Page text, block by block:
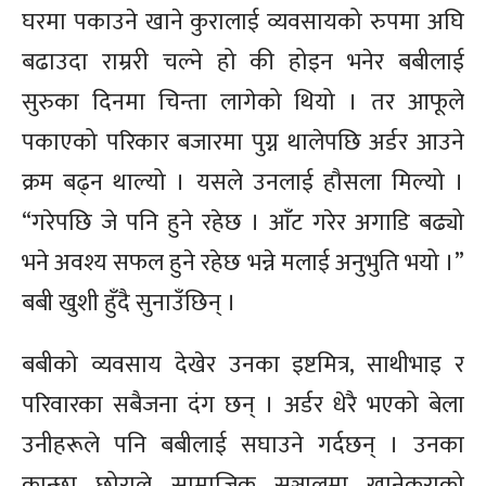
घरमा पकाउने खाने कुरालाई व्यवसायको रुपमा अघि
बढाउदा राम्ररी चल्ने हो की होइन भनेर बबीलाई
सुरुका दिनमा चिन्ता लागेको थियो । तर आफूले
पकाएको परिकार बजारमा पुग्न थालेपछि अर्डर आउने
क्रम बढ्न थाल्यो । यसले उनलाई हौसला मिल्यो ।
“गरेपछि जे पनि हुने रहेछ । आँट गरेर अगाडि बढ्यो
भने अवश्य सफल हुने रहेछ भन्ने मलाई अनुभुति भयो ।”
बबी खुशी हुँदै सुनाउँछिन् ।
बबीको व्यवसाय देखेर उनका इष्टमित्र, साथीभाइ र
परिवारका सबैजना दंग छन् । अर्डर धेरै भएको बेला
उनीहरूले पनि बबीलाई सघाउने गर्दछन् । उनका